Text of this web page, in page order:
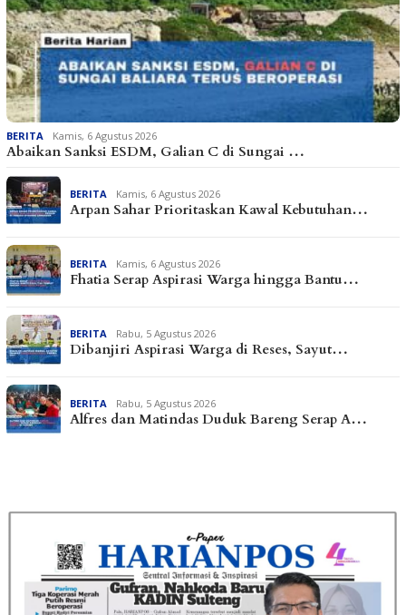
BERITA Kamis, 6 Agustus 2026
Abaikan Sanksi ESDM, Galian C di Sungai …
BERITA Kamis, 6 Agustus 2026
Arpan Sahar Prioritaskan Kawal Kebutuhan…
BERITA Kamis, 6 Agustus 2026
Fhatia Serap Aspirasi Warga hingga Bantu…
BERITA Rabu, 5 Agustus 2026
Dibanjiri Aspirasi Warga di Reses, Sayut…
BERITA Rabu, 5 Agustus 2026
Alfres dan Matindas Duduk Bareng Serap A…